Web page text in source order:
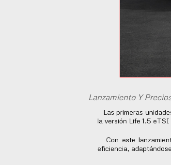
Lanzamiento Y
Las primeras
la versión Life 1.5
Con este
eficiencia,